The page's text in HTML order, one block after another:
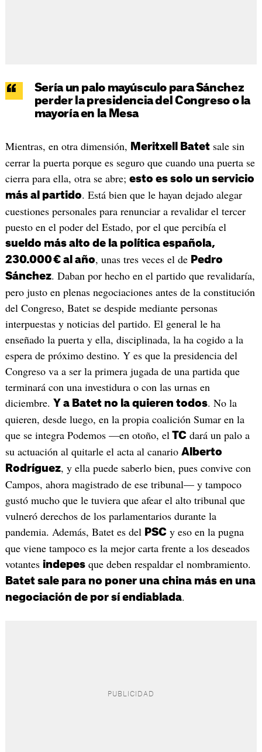
Sería un palo mayúsculo para Sánchez
perder la presidencia del Congreso o la
mayoría en la Mesa
Mientras, en otra dimensión, Meritxell Batetsale sin
cerrar la puerta porque es seguro que cuando una puerta se
cierra para ella, otra se abre; esto es solo un servicio
más al partido. Está bien que le hayan dejado alegar
cuestiones personales para renunciar a revalidar el tercer
puesto en el poder del Estado, por el que percibía el
sueldo más alto de la política española,
230.000 € al año, unas tres veces el de Pedro
Sánchez. Daban por hecho en el partido que revalidaría,
pero justo en plenas negociaciones antes de la constitución
del Congreso, Batet se despide mediante personas
interpuestas y noticias del partido. El general le ha
enseñado la puerta y ella, disciplinada, la ha cogido a la
espera de próximo destino. Y es que la presidencia del
Congreso va a ser la primera jugada de una partida que
terminará con una investidura o con las urnas en
diciembre. Y a Batet no la quieren todos. No la
quieren, desde luego, en la propia coalición Sumar en la
que se integra Podemos —en otoño, el TC dará un palo a
su actuación al quitarle el acta al canario Alberto
Rodríguez, y ella puede saberlo bien, pues convive con
Campos, ahora magistrado de ese tribunal— y tampoco
gustó mucho que le tuviera que afear el alto tribunal que
vulneró derechos de los parlamentarios durante la
pandemia. Además, Batet es del PSC y eso en la pugna
que viene tampoco es la mejor carta frente a los deseados
votantes indepesque deben respaldar el nombramiento.
Batet sale para no poner una china más en una
negociación de por sí endiablada.